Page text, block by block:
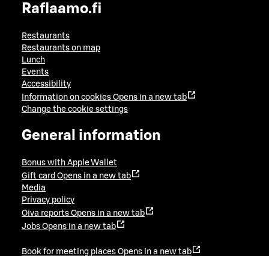
Raflaamo.fi
Restaurants
Restaurants on map
Lunch
Events
Accessibility
Information on cookies Opens in a new tab
Change the cookie settings
General information
Bonus with Apple Wallet
Gift card Opens in a new tab
Media
Privacy policy
Oiva reports Opens in a new tab
Jobs Opens in a new tab
Book for meeting places Opens in a new tab